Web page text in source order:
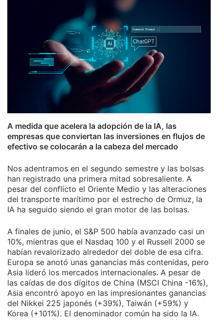
A medida que acelera la adopción de la IA, las
empresas que conviertan las inversiones en flujos de
efectivo se colocarán a la cabeza del mercado
Nos adentramos en el segundo semestre y las bolsas
han registrado una primera mitad sobresaliente. A
pesar del conflicto el Oriente Medio y las alteraciones
del transporte marítimo por el estrecho de Ormuz, la
IA ha seguido siendo el gran motor de las bolsas.
A finales de junio, el S&P 500 había avanzado casi un
10%, mientras que el Nasdaq 100 y el Russell 2000 se
habían revalorizado alrededor del doble de esa cifra.
Europa se anotó unas ganancias más contenidas, pero
Asia lideró los mercados internacionales. A pesar de
las caídas de dos dígitos de China (MSCI China -16%),
Asia encontró apoyo en las impresionantes ganancias
del Nikkei 225 japonés (+39%), Taiwán (+59%) y
Korea (+101%). El denominador común ha sido la IA.